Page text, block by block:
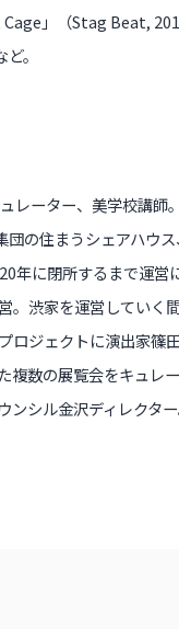
」（Stag Beat,
。
レーター、美学校講師
団の住まうシェアハウ
年に閉所するまで運営
。渋家を運営していく
ロジェクトに演出家篠
複数の展覧会をキュレ
ンシル金沢ディレクタ